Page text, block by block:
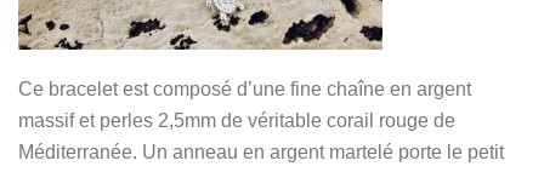
Ce bracelet est composé d’une fine chaîne en argent
massif et perles 2,5mm de véritable corail rouge de
Méditerranée. Un anneau en argent martelé porte le petit